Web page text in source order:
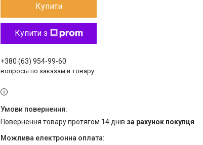
Купити
Купити з
+380 (63) 954-99-60
вопросы по заказам и товару
повернення товару протягом 14 днів за рахунок покупця